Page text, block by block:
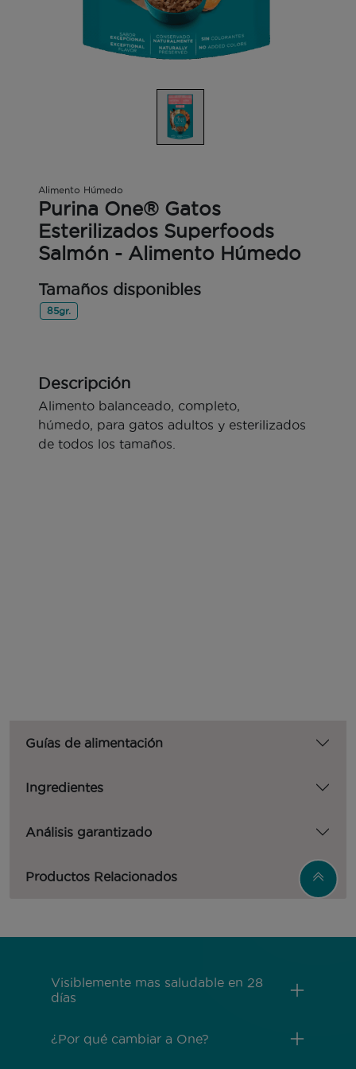
Alimento Húmedo
Purina One® Gatos
Esterilizados Superfoods
Salmón - Alimento Húmedo
Tamaños disponibles
85gr.
Descripción
Alimento balanceado, completo,
húmedo, para gatos adultos y esterilizados
de todos los tamaños.
Guías de alimentación
Ingredientes
Análisis garantizado
Productos Relacionados
Visiblemente mas saludable en 28
días
¿Por qué cambiar a One?